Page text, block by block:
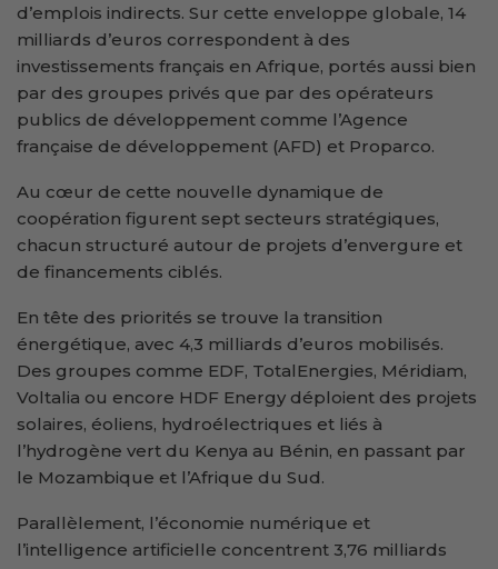
d’emplois indirects. Sur cette enveloppe globale, 14
milliards d’euros correspondent à des
investissements français en Afrique, portés aussi bien
par des groupes privés que par des opérateurs
publics de développement comme l’Agence
française de développement (AFD) et Proparco.
Au cœur de cette nouvelle dynamique de
coopération figurent sept secteurs stratégiques,
chacun structuré autour de projets d’envergure et
de financements ciblés.
En tête des priorités se trouve la transition
énergétique, avec 4,3 milliards d’euros mobilisés.
Des groupes comme EDF, TotalEnergies, Méridiam,
Voltalia ou encore HDF Energy déploient des projets
solaires, éoliens, hydroélectriques et liés à
l’hydrogène vert du Kenya au Bénin, en passant par
le Mozambique et l’Afrique du Sud.
Parallèlement, l’économie numérique et
l’intelligence artificielle concentrent 3,76 milliards